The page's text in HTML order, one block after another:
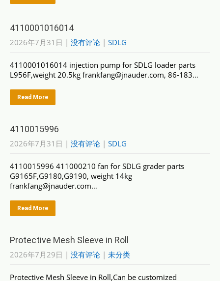
4110001016014
2026年7月31日 | 没有评论 | SDLG
4110001016014 injection pump for SDLG loader parts
L956F,weight 20.5kg frankfang@jnauder.com, 86-183…
Read More
4110015996
2026年7月31日 | 没有评论 | SDLG
4110015996 411000210 fan for SDLG grader parts
G9165F,G9180,G9190, weight 14kg
frankfang@jnauder.com…
Read More
Protective Mesh Sleeve in Roll
2026年7月29日 | 没有评论 | 未分类
Protective Mesh Sleeve in Roll,Can be customized